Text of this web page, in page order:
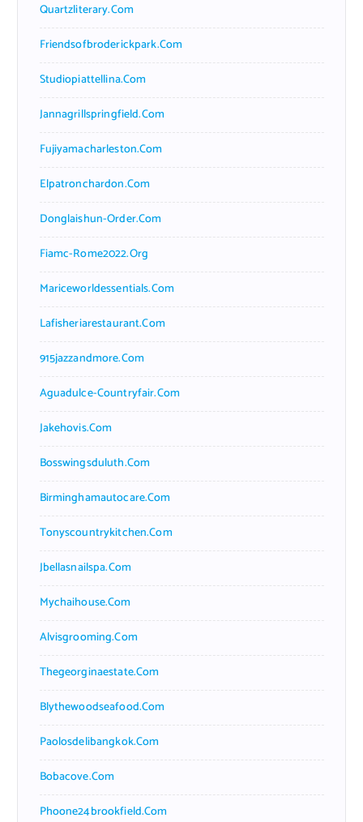
Quartzliterary.com
Friendsofbroderickpark.com
Studiopiattellina.com
Jannagrillspringfield.com
Fujiyamacharleston.com
Elpatronchardon.com
Donglaishun-Order.com
Fiamc-Rome2022.org
Mariceworldessentials.com
Lafisheriarestaurant.com
915jazzandmore.com
Aguadulce-Countryfair.com
Jakehovis.com
Bosswingsduluth.com
Birminghamautocare.com
Tonyscountrykitchen.com
Jbellasnailspa.com
Mychaihouse.com
Alvisgrooming.com
Thegeorginaestate.com
Blythewoodseafood.com
Paolosdelibangkok.com
Bobacove.com
Phoone24brookfield.com